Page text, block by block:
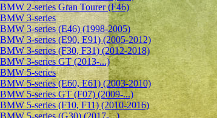
BMW 2-series Gran Tourer (F46)
BMW 3-series
BMW 3-series (E46) (1998-2005)
BMW 3-series (E90, E91) (2005-2012)
BMW 3-series (F30, F31) (2012-2018)
BMW 3-series GT (2013-...)
BMW 5-series
BMW 5-series (E60, E61) (2003-2010)
BMW 5-series GT (F07) (2009-...)
BMW 5-series (F10, F11) (2010-2016)
BMW 5-series (G30) (2017-...)